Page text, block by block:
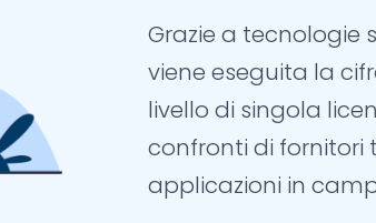
Gestione Presenze
Gestione Prenotazioni
Gestione Trasporti sociali
Ricerche scientifiche
Azienda
Grazie a tecnologie
viene eseguita la
livello di singola
confronti di fornitori
applicazioni in